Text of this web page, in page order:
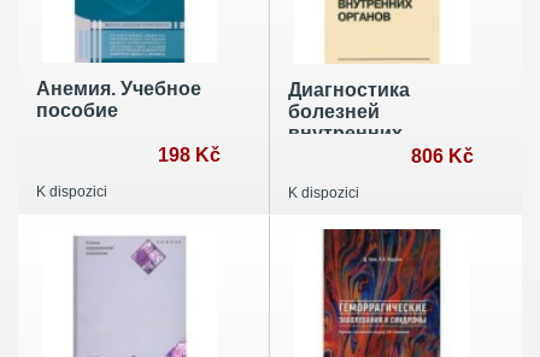
Анемия. Учебное
пособие
198 Kč
K dispozici
Диагностика
болезней
внутренних
органов. Том 4.
болезней системы
806 Kč
K dispozici